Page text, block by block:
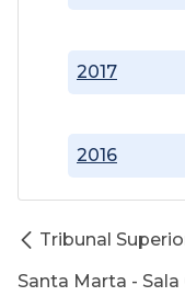
2016
2017
Tribunal
Santa Marta - Sala